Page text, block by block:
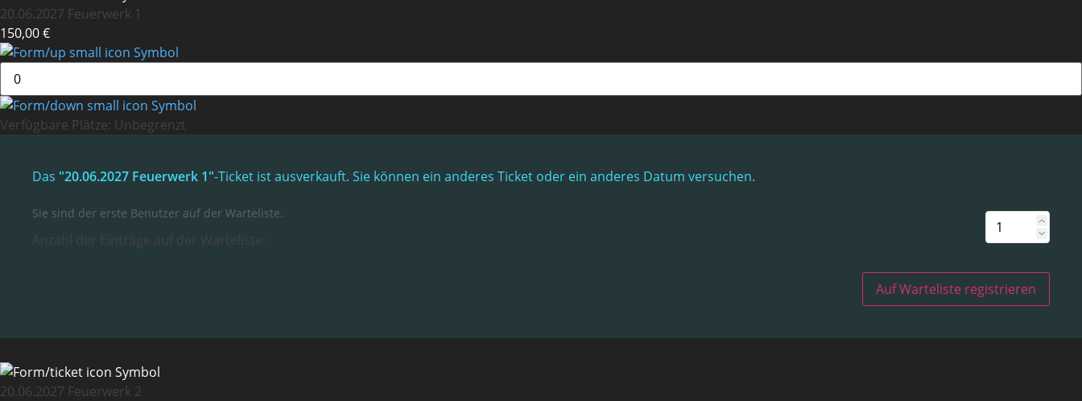
20.06.2027 Feuerwerk 1
150,00 €
Verfügbare Plätze: Unbegrenzt
Das "20.06.2027 Feuerwerk 1"-Ticket ist ausverkauft. Sie können ein anderes Ticket oder ein anderes Datum versuchen.
Sie sind der erste Benutzer auf der Warteliste.
Anzahl der Einträge auf der Warteliste:
Auf Warteliste registrieren
20.06.2027 Feuerwerk 2